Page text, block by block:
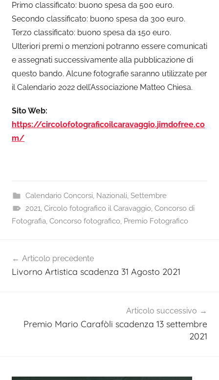
Primo classificato: buono spesa da 500 euro.
Secondo classificato: buono spesa da 300 euro.
Terzo classificato: buono spesa da 150 euro.
Ulteriori premi o menzioni potranno essere comunicati
e assegnati successivamente alla pubblicazione di
questo bando. Alcune fotografie saranno utilizzate per
il Calendario 2022 dell’Associazione Matteo Chiesa.
Sito Web:
https://circolofotograficoilcaravaggio.jimdofree.co
m/
Calendario Concorsi, Nazionali, Settembre
2021, Circolo fotografico il Caravaggio, Concorso di
Fotografia, Concorso fotografico, Premio Fotografico
articoli
Articolo precedente
Livorno Artistica scadenza 31 Agosto 2021
Articolo successivo
Premio Mario Carafòli scadenza 13 settembre
2021